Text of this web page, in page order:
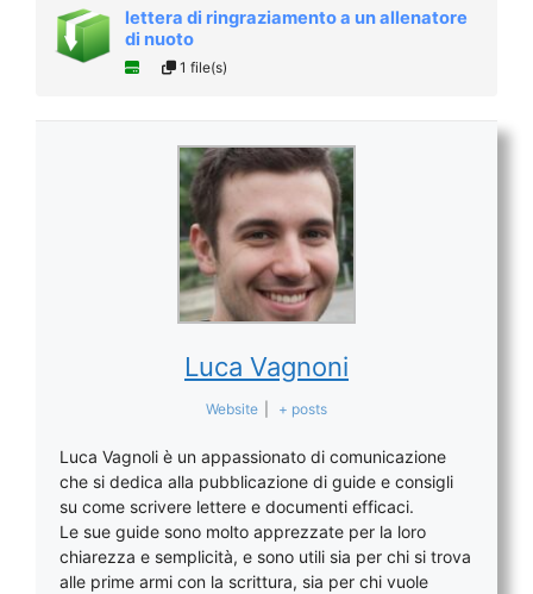
lettera di ringraziamento a un allenatore
di nuoto
1 file(s)
Luca Vagnoni
Website + posts
Luca Vagnoli è un appassionato di comunicazione
che si dedica alla pubblicazione di guide e consigli
su come scrivere lettere e documenti efficaci.
Le sue guide sono molto apprezzate per la loro
chiarezza e semplicità, e sono utili sia per chi si trova
alle prime armi con la scrittura, sia per chi vuole